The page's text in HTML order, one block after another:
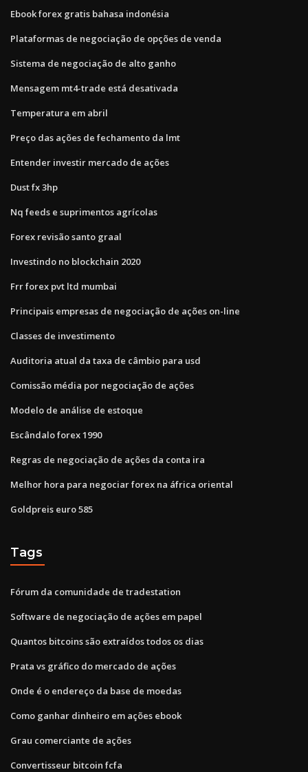
Ebook forex gratis bahasa indonésia
Plataformas de negociação de opções de venda
Sistema de negociação de alto ganho
Mensagem mt4-trade está desativada
Temperatura em abril
Preço das ações de fechamento da lmt
Entender investir mercado de ações
Dust fx 3hp
Nq feeds e suprimentos agrícolas
Forex revisão santo graal
Investindo no blockchain 2020
Frr forex pvt ltd mumbai
Principais empresas de negociação de ações on-line
Classes de investimento
Auditoria atual da taxa de câmbio para usd
Comissão média por negociação de ações
Modelo de análise de estoque
Escândalo forex 1990
Regras de negociação de ações da conta ira
Melhor hora para negociar forex na áfrica oriental
Goldpreis euro 585
Tags
Fórum da comunidade de tradestation
Software de negociação de ações em papel
Quantos bitcoins são extraídos todos os dias
Prata vs gráfico do mercado de ações
Onde é o endereço da base de moedas
Como ganhar dinheiro em ações ebook
Grau comerciante de ações
Convertisseur bitcoin fcfa